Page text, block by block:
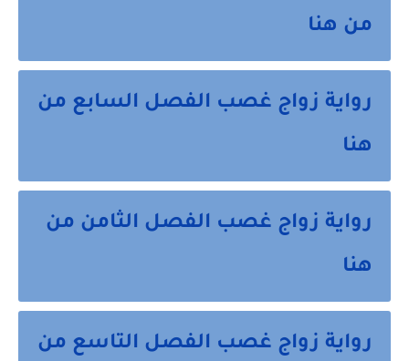
من هنا
رواية زواج غصب الفصل السابع من
هنا
رواية زواج غصب الفصل الثامن من
هنا
رواية زواج غصب الفصل التاسع من